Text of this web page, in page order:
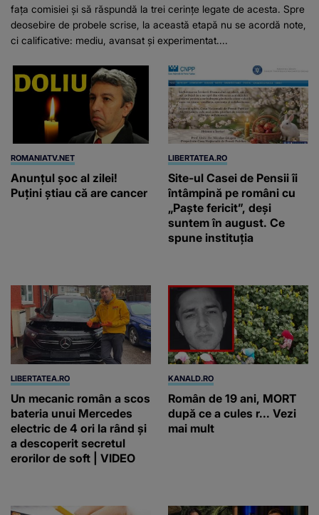
fața comisiei și să răspundă la trei cerințe legate de acesta. Spre
deosebire de probele scrise, la această etapă nu se acordă note,
ci calificative: mediu, avansat și experimentat....
ROMANIATV.NET
Anunţul şoc al zilei!
Puţini ştiau că are cancer
LIBERTATEA.RO
Site-ul Casei de Pensii îi
întâmpină pe români cu
„Paște fericit”, deși
suntem în august. Ce
spune instituția
LIBERTATEA.RO
Un mecanic român a scos
bateria unui Mercedes
electric de 4 ori la rând și
a descoperit secretul
erorilor de soft | VIDEO
KANALD.RO
Român de 19 ani, MORT
după ce a cules r... Vezi
mai mult